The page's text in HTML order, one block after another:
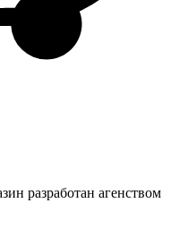
разработан агенством